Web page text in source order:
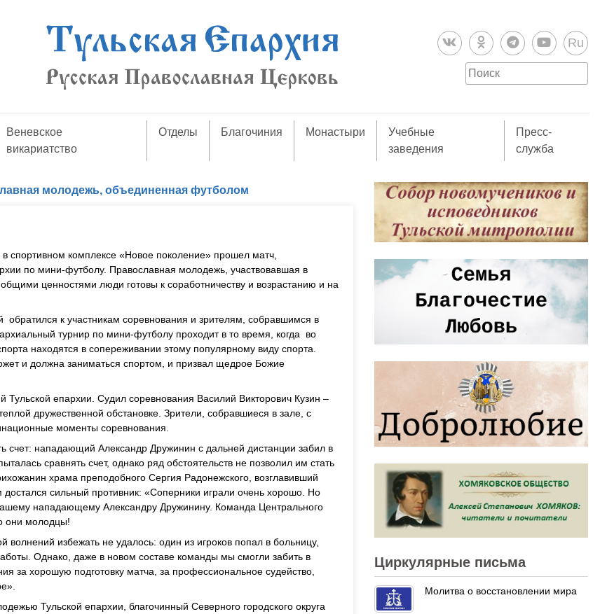
Ru
Веневское
викариатство
Отделы Благочиния Монастыри
Учебные
заведения
Пресс-
служба
молодежь, объединенная футболом
спортивном комплексе «Новое поколение» прошел матч,
по мини-футболу. Православная молодежь, участвовавшая в
ценностями люди готовы к соработничеству и возрастанию и на
к участникам соревнования и зрителям, собравшимся в
турнир по мини-футболу проходит в то время, когда во
находятся в сопереживании этому популярному виду спорта.
и должна заниматься спортом, и призвал щедрое Божие
епархии. Судил соревнования Василий Викторович Кузин –
дружественной обстановке. Зрители, собравшиеся в зале, с
моменты соревнования.
счет: нападающий Александр Дружинин с дальней дистанции забил в
сравнять счет, однако ряд обстоятельств не позволил им стать
храма преподобного Сергия Радонежского, возглавивший
сильный противник: «Соперники играли очень хорошо. Но
нападающему Александру Дружинину. Команда Центрального
они молодцы!
избежать не удалось: один из игроков попал в больницу,
Однако, даже в новом составе команды мы смогли забить в
за хорошую подготовку матча, за профессиональное судейство,
Тульской епархии, благочинный Северного городского округа
Циркулярные письма
Молитва о восстановлении мира